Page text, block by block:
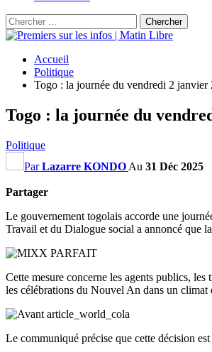
Accueil
Politique
Togo : la journée du vendredi 2 janvier
Togo : la journée du
Politique
ParLazarre KONDO Au 31 Déc 2025
Partager
Le gouvernement togolais accorde une
Travail et du Dialogue social a annoncé que
Cette mesure concerne les agents publics,
les célébrations du Nouvel An dans un climat
Le communiqué précise que cette décision